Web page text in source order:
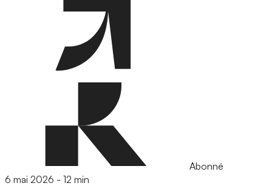
Abonné
6 mai 2026 - 12 min